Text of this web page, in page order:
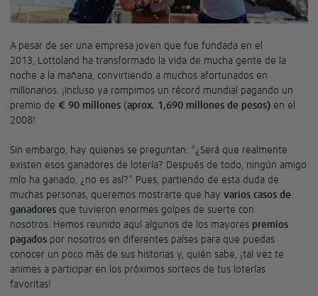
A pesar de ser una empresa joven que fue fundada en el
2013, Lottoland ha transformado la vida de mucha gente de la
noche a la mañana, convirtiendo a muchos afortunados en
millonarios. ¡Incluso ya rompimos un récord mundial pagando un
premio de € 90 millones (aprox. 1,690 millones de pesos) en el
2008!
Sin embargo, hay quienes se preguntan: “¿Será que realmente
existen esos ganadores de lotería? Después de todo, ningún amigo
mío ha ganado, ¿no es así?” Pues, partiendo de esta duda de
muchas personas, queremos mostrarte que hay varios casos de
ganadores que tuvieron enormes golpes de suerte con
nosotros. Hemos reunido aquí algunos de los mayores premios
pagados por nosotros en diferentes países para que puedas
conocer un poco más de sus historias y, quién sabe, ¡tal vez te
animes a participar en los próximos sorteos de tus loterías
favoritas!